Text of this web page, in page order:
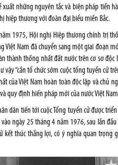
những nguyên tắc và biện pháp tiến
hiệp thương với đoàn đại biểu miền Bắc.
1975, Hội nghị Hiệp thương chính trị
Việt Nam đã chuyển sang một giai đoạn
thành thống nhất đất nước trên cơ sơ
vậy “cần tổ chức sớm cuộc tổng tuyển cử
của Việt Nam hoàn toàn độc lập và chủ
quy định hiến pháp mới của nước Việt
dân tiến tới cuộc Tổng tuyển cử được
ngày 25 tháng 4 năm 1976, sau lần
kết thúc thắng lợi, có ý nghĩa quan